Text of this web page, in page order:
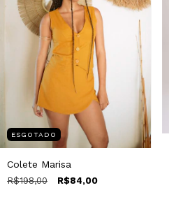
ESGOTADO
Colete Marisa
R$198,00 R$84,00